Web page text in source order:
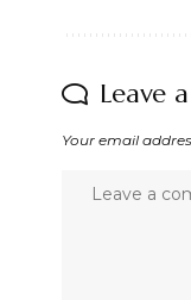
Leave
Your email